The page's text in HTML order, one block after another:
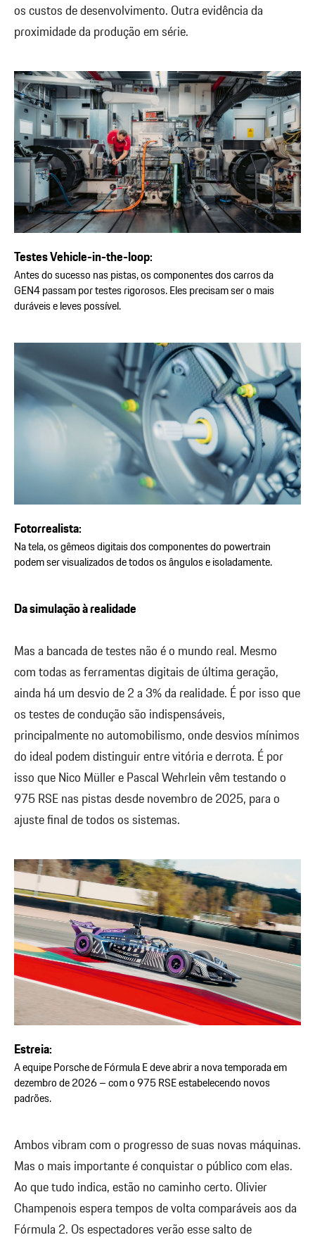
os custos de desenvolvimento. Outra evidência da
proximidade da produção em série.
Testes Vehicle-in-the-loop:
Antes do sucesso nas pistas, os componentes dos carros da
GEN4 passam por testes rigorosos. Eles precisam ser o mais
duráveis e leves possível.
Fotorrealista:
Na tela, os gêmeos digitais dos componentes do powertrain
podem ser visualizados de todos os ângulos e isoladamente.
Da simulação à realidade
Mas a bancada de testes não é o mundo real. Mesmo
com todas as ferramentas digitais de última geração,
ainda há um desvio de 2 a 3% da realidade. É por isso que
os testes de condução são indispensáveis,
principalmente no automobilismo, onde desvios mínimos
do ideal podem distinguir entre vitória e derrota. É por
isso que Nico Müller e Pascal Wehrlein vêm testando o
975 RSE nas pistas desde novembro de 2025, para o
ajuste final de todos os sistemas.
Estreia:
A equipe Porsche de Fórmula E deve abrir a nova temporada em
dezembro de 2026 – com o 975 RSE estabelecendo novos
padrões.
Ambos vibram com o progresso de suas novas máquinas.
Mas o mais importante é conquistar o público com elas.
Ao que tudo indica, estão no caminho certo. Olivier
Champenois espera tempos de volta comparáveis aos da
Fórmula 2. Os espectadores verão esse salto de